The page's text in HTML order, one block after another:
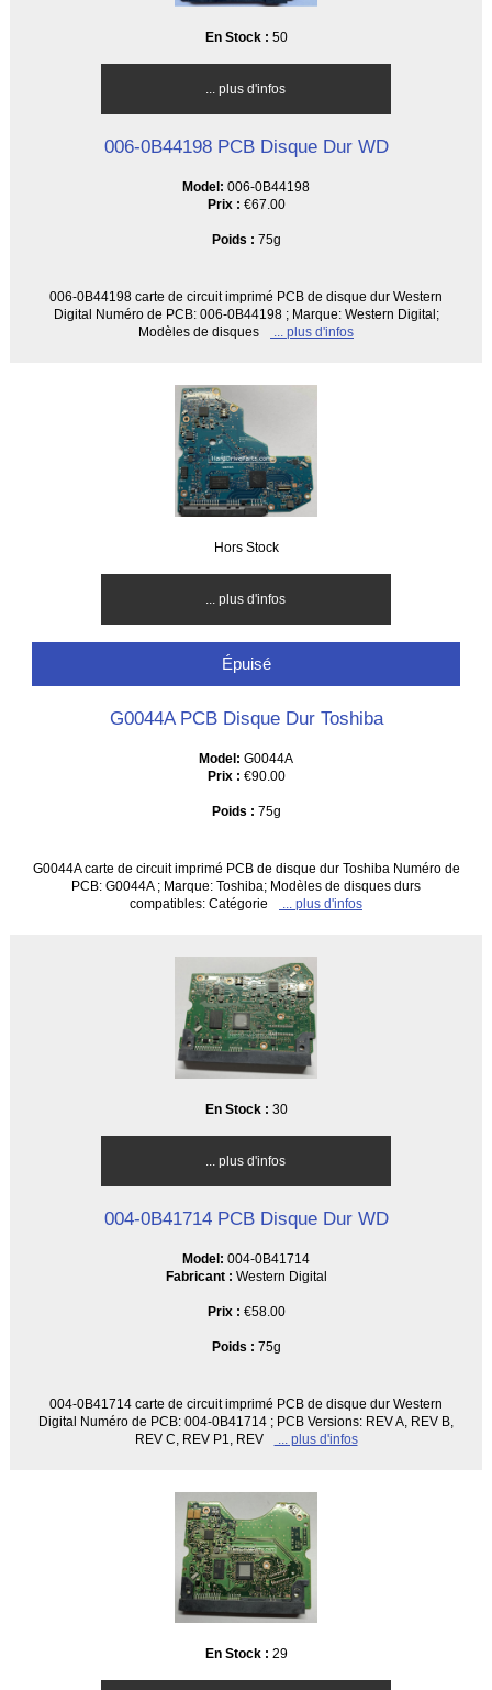
En Stock : 50
... plus d'infos
006-0B44198 PCB Disque Dur WD
Model: 006-0B44198
Prix : €67.00
Poids : 75g
006-0B44198 carte de circuit imprimé PCB de disque dur Western
Digital Numéro de PCB: 006-0B44198 ; Marque: Western Digital;
Modèles de disques
... plus d'infos
Hors Stock
... plus d'infos
Épuisé
G0044A PCB Disque Dur Toshiba
Model: G0044A
Prix : €90.00
Poids : 75g
G0044A carte de circuit imprimé PCB de disque dur Toshiba Numéro de
PCB: G0044A ; Marque: Toshiba; Modèles de disques durs
compatibles: Catégorie
... plus d'infos
En Stock : 30
... plus d'infos
004-0B41714 PCB Disque Dur WD
Model: 004-0B41714
Fabricant : Western Digital
Prix : €58.00
Poids : 75g
004-0B41714 carte de circuit imprimé PCB de disque dur Western
Digital Numéro de PCB: 004-0B41714 ; PCB Versions: REV A, REV B,
REV C, REV P1, REV
... plus d'infos
En Stock : 29